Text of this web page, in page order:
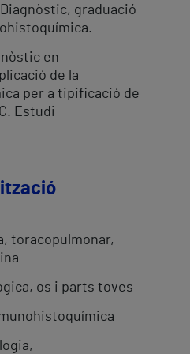
graduació
en
de la
per a tipificació de
Estudi
toracopulmonar,
os i parts toves